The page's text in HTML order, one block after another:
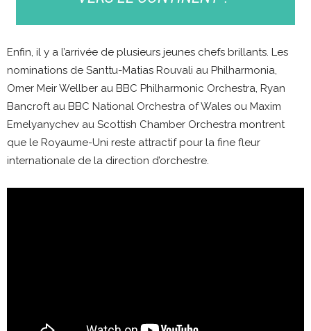
Enfin, il y a l’arrivée de plusieurs jeunes chefs brillants. Les
nominations de Santtu-Matias Rouvali au Philharmonia,
Omer Meir Wellber au BBC Philharmonic Orchestra, Ryan
Bancroft au BBC National Orchestra of Wales ou Maxim
Emelyanychev au Scottish Chamber Orchestra montrent
que le Royaume-Uni reste attractif pour la fine fleur
internationale de la direction d’orchestre.